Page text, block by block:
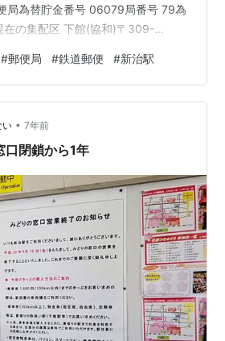
局為替貯金番号 06079局番号 79為
在の集配区 下館(協和)〒309-
史1882年(明治15)7月1日 門井(か
て設置。1886年(明治19)4月26日
1899年(明治32)12月 小包取扱開
為替貯金事務取扱開始。19…
#郵便局 #鉄道郵便 #新治駅
い • 7年前
口閉鎖から1年